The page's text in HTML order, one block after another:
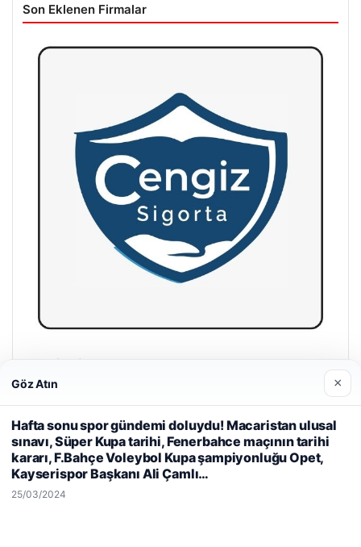
Son Eklenen Firmalar
Hastaş Beton
26/05/2026
Web sitemizi nasıl kullandığınızı daha iyi anlayabilmek,
deneyiminizi kişiselleştirmek ve geliştirmek amacıyla çerezler
kullanıyoruz.Çerez Politikamız
Reddet Kabul Et
Göz Atın ×
Hafta sonu spor gündemi doluydu! Macaristan ulusal
sınavı, Süper Kupa tarihi, Fenerbahce maçının tarihi
kararı, F.Bahçe Voleybol Kupa şampiyonluğu Opet,
Kayserispor Başkanı Ali Çamlı…
25/03/2024